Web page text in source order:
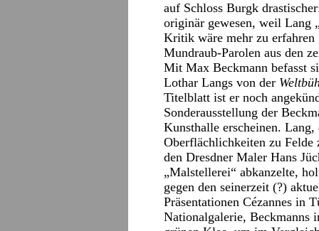
auf Schloss Burgk
originär gewesen, weil Lang
Kritik wäre mehr zu erfahren
Mundraub-Parolen aus den
Mit Max Beckmann befasst
Lothar Langs von der
Titelblatt ist er noch
Sonderausstellung der
Kunsthalle erscheinen.
Oberflächlichkeiten zu Felde
den Dresdner Maler Hans
„Malstellerei“ abkanzelte,
gegen den seinerzeit (?)
Präsentationen Cézannes in
Nationalgalerie, Beckmanns